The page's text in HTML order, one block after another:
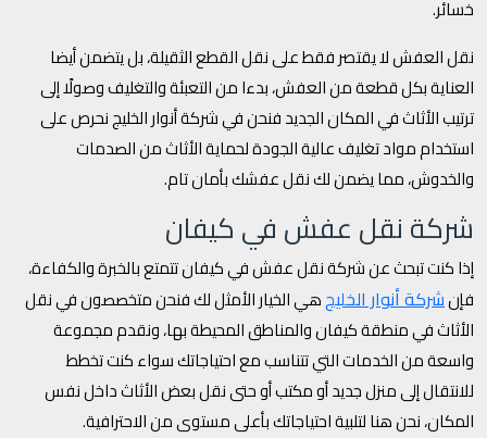
خسائر.
نقل العفش لا يقتصر فقط على نقل القطع الثقيلة، بل يتضمن أيضا
العناية بكل قطعة من العفش، بدءا من التعبئة والتغليف وصولًا إلى
ترتيب الأثاث في المكان الجديد فنحن في شركة أنوار الخليج نحرص على
استخدام مواد تغليف عالية الجودة لحماية الأثاث من الصدمات
والخدوش، مما يضمن لك نقل عفشك بأمان تام.
شركة نقل عفش في كيفان
إذا كنت تبحث عن شركة نقل عفش في كيفان تتمتع بالخبرة والكفاءة،
فإنشركة أنوار الخليجهي الخيار الأمثل لك فنحن متخصصون في نقل
الأثاث في منطقة كيفان والمناطق المحيطة بها، ونقدم مجموعة
واسعة من الخدمات التي تتناسب مع احتياجاتك سواء كنت تخطط
للانتقال إلى منزل جديد أو مكتب أو حتى نقل بعض الأثاث داخل نفس
المكان، نحن هنا لتلبية احتياجاتك بأعلى مستوى من الاحترافية.